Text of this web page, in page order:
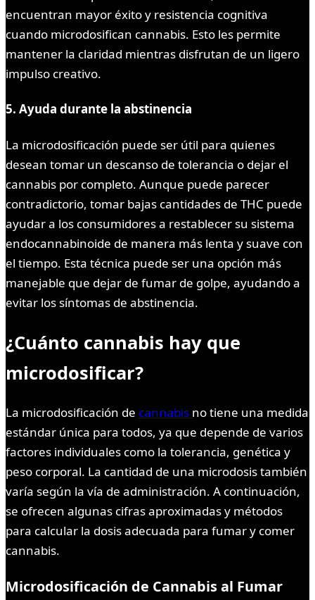
encuentran mayor éxito y resistencia cognitiva
cuando microdosifican cannabis. Esto les permite
mantener la claridad mientras disfrutan de un ligero
impulso creativo.
5. Ayuda durante la abstinencia
La microdosificación puede ser útil para quienes
desean tomar un descanso de tolerancia o dejar el
cannabis por completo. Aunque puede parecer
contradictorio, tomar bajas cantidades de THC puede
ayudar a los consumidores a restablecer su sistema
endocannabinoide de manera más lenta y suave con
el tiempo. Esta técnica puede ser una opción más
manejable que dejar de fumar de golpe, ayudando a
evitar los síntomas de abstinencia.
¿Cuánto cannabis hay que
microdosificar?
La microdosificación de cannabis no tiene una medida
estándar única para todos, ya que depende de varios
factores individuales como la tolerancia, genética y
peso corporal. La cantidad de una microdosis también
varía según la vía de administración. A continuación,
se ofrecen algunas cifras aproximadas y métodos
para calcular la dosis adecuada para fumar y comer
cannabis.
Microdosificación de Cannabis al Fumar